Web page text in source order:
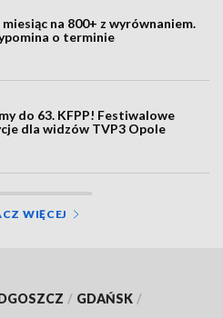
na 800+ z wyrównaniem.
o terminie
do 63. KFPP! Festiwalowe
dla widzów TVP3 Opole
WIĘCEJ
/ GDAŃSK /